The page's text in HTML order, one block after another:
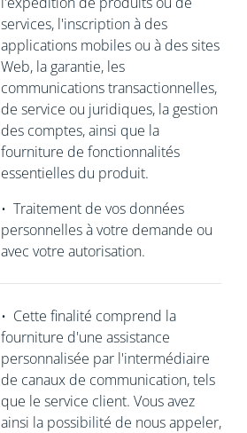
services, l'inscription à des
applications mobiles ou à des sites
Web, la garantie, les
communications transactionnelles,
de service ou juridiques, la gestion
des comptes, ainsi que la
fourniture de fonctionnalités
essentielles du produit.
• Traitement de vos données
personnelles à votre demande ou
avec votre autorisation.
• Cette finalité comprend la
fourniture d'une assistance
personnalisée par l'intermédiaire
de canaux de communication, tels
que le service client. Vous avez
ainsi la possibilité de nous appeler,